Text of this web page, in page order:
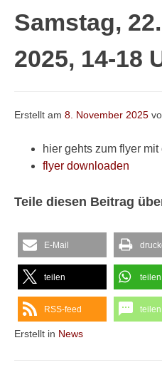
Samstag,
2025, 14-18
Erstellt am 8. November 2025
hier gehts zum flyer
flyer downloaden
Teile diesen Beitrag
E-Mail
teilen teilen
RSS-feed teilen
Erstellt in News